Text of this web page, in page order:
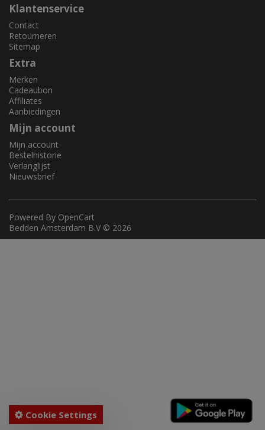
Klantenservice
Contact
Retourneren
Sitemap
Extra
Merken
Cadeaubon
Affiliates
Aanbiedingen
Mijn account
Mijn account
Bestelhistorie
Verlanglijst
Nieuwsbrief
Cookie Settings
Powered By OpenCart
Bedden Amsterdam B.V © 2026